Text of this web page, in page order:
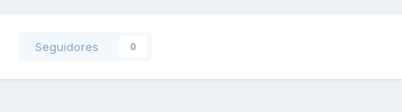
Seguidores 0